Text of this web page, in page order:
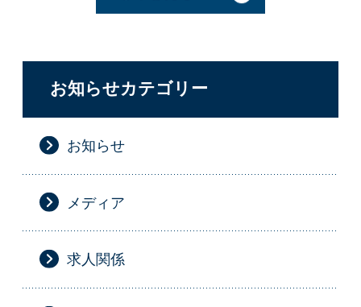
お知らせカテゴリー
お知らせ
メディア
求人関係